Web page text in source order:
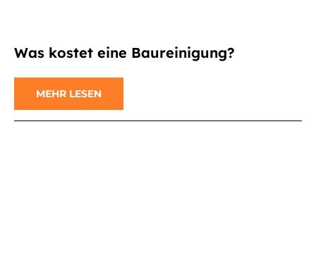
Was kostet eine Baureinigung?
MEHR LESEN